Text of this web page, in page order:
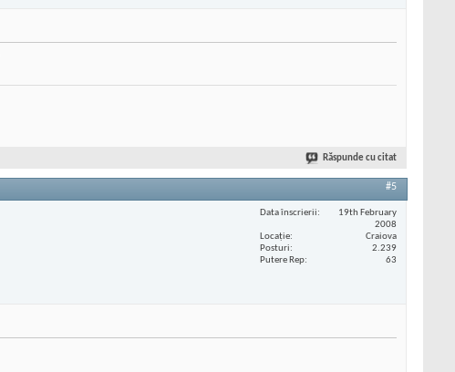
Răspunde cu citat
#5
Data înscrierii
19th February
2008
Locaţie
Craiova
Posturi
2.239
Putere Rep
63